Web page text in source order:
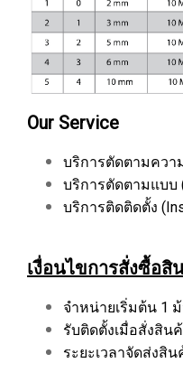
Our Service
บริการตัดตามควา
บริการตัดตามแบบ
บริการติดติดตั้ง
เงื่อนไขการสั่งซื้อสิ
จำหน่ายเริ่มต้น 1
รับติดตั้งเมื่อสั่งสิน
ระยะเวลาจัดส่งสิ